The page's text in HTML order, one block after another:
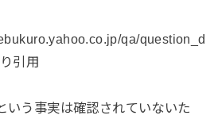
qa/question_d
引用
いう事実は確認されていないた